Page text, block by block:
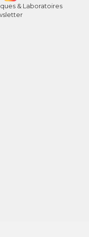
& Laboratoires